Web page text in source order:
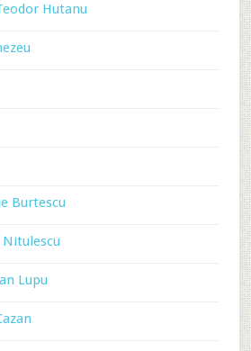
Hutanu
Burtescu
Lupu